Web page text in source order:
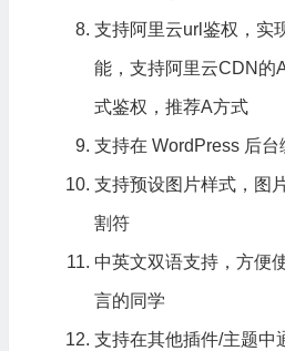
支持阿里云url鉴权，实
能，支持阿里云CDN的
式鉴权，推荐A方式
支持在 WordPress 后台
支持预设图片样式，图
割符
中英文双语支持，方便
言的同学
支持在其他插件/主题中